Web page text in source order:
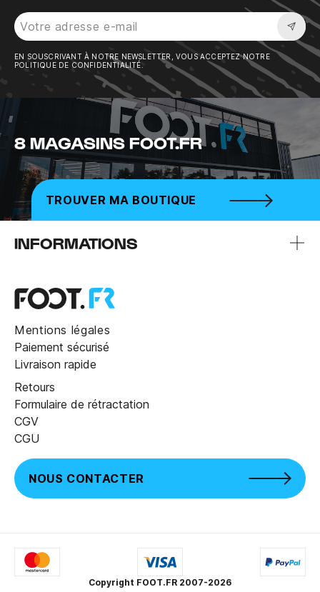
EN SOUSCRIVANT À NOTRE NEWSLETTER, VOUS ACCEPTEZ NOTRE
POLITIQUE DE CONFIDENTIALITÉ.
8 MAGASINS FOOT.FR
TROUVER MA BOUTIQUE
INFORMATIONS
Mentions légales
Paiement sécurisé
Livraison rapide
Retours
Formulaire de rétractation
CGV
CGU
NOUS CONTACTER
Copyright FOOT.FR 2007-2026